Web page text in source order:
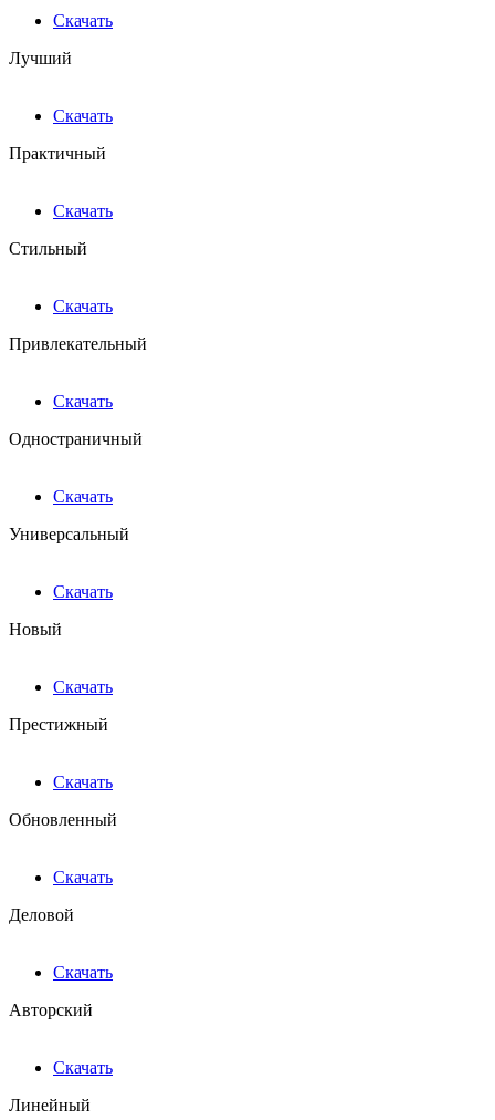
Скачать
Лучший
Скачать
Практичный
Скачать
Стильный
Скачать
Привлекательный
Скачать
Одностраничный
Скачать
Универсальный
Скачать
Новый
Скачать
Престижный
Скачать
Обновленный
Скачать
Деловой
Скачать
Авторский
Скачать
Линейный